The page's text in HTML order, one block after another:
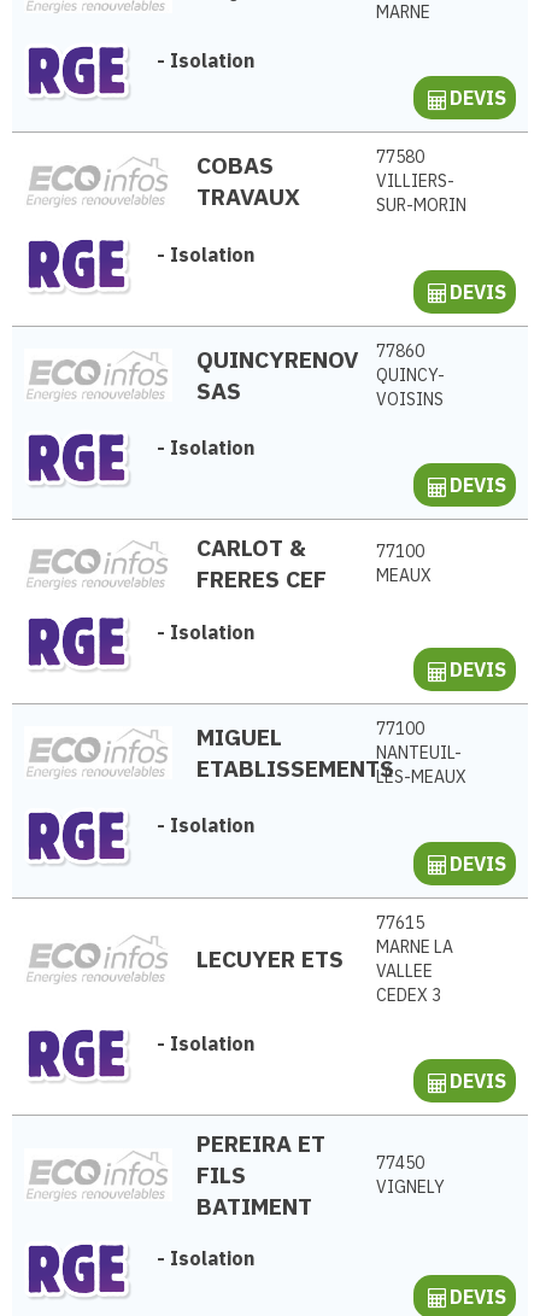
MARNE
- Isolation
DEVIS
COBAS
TRAVAUX
77580
VILLIERS-
SUR-MORIN
- Isolation
DEVIS
QUINCYRENOV
SAS
77860
QUINCY-
VOISINS
- Isolation
DEVIS
CARLOT &
FRERES CEF
77100
MEAUX
- Isolation
DEVIS
MIGUEL
ETABLISSEMENTS
77100
NANTEUIL-
LÈS-MEAUX
- Isolation
DEVIS
LECUYER ETS
77615
MARNE LA
VALLEE
CEDEX 3
- Isolation
DEVIS
PEREIRA ET
FILS
BATIMENT
77450
VIGNELY
- Isolation
DEVIS